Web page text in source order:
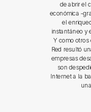
de abrir el
económica -
el
instantáneo y
Y como otros
Red resultó
empresas
son
Internet a la